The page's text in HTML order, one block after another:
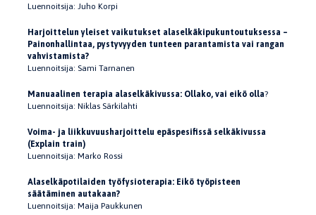
Luennoitsija: Juho Korpi
Harjoittelun yleiset vaikutukset alaselkäkipukuntoutuksessa –
Painonhallintaa, pystyvyyden tunteen parantamista vai rangan
vahvistamista?
Luennoitsija: Sami Tarnanen
Manuaalinen terapia alaselkäkivussa: Ollako, vai eikö olla?
Luennoitsija: Niklas Särkilahti
Voima- ja liikkuvuusharjoittelu epäspesifissä selkäkivussa
(Explain train)
Luennoitsija: Marko Rossi
Alaselkäpotilaiden työfysioterapia: Eikö työpisteen
säätäminen autakaan?
Luennoitsija: Maija Paukkunen